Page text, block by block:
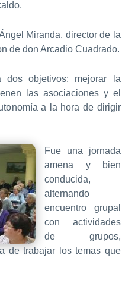
Miranda, director de la
de don Arcadio Cuadrado.
dos objetivos: mejorar la
las asociaciones y el
a la hora de dirigir
Fue una jornada
amena y bien
conducida,
alternando
encuentro grupal
con actividades
de grupos,
de trabajar los temas que